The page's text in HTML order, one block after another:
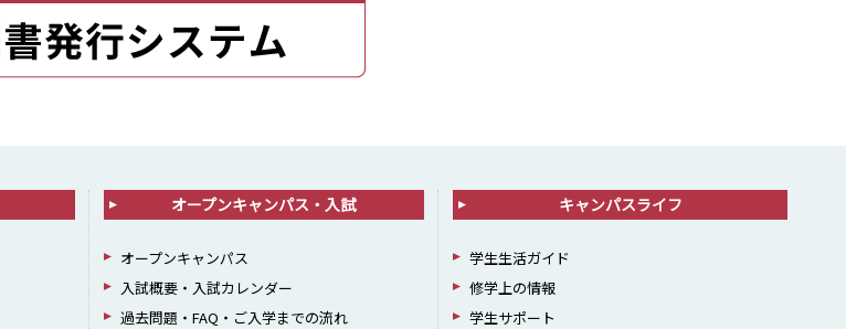
オープンキャンパス・入試
オープンキャンパス
入試概要・入試カレンダー
過去問題・FAQ・ご入学までの流れ
キャンパスライフ
学生生活ガイド
修学上の情報
学生サポート